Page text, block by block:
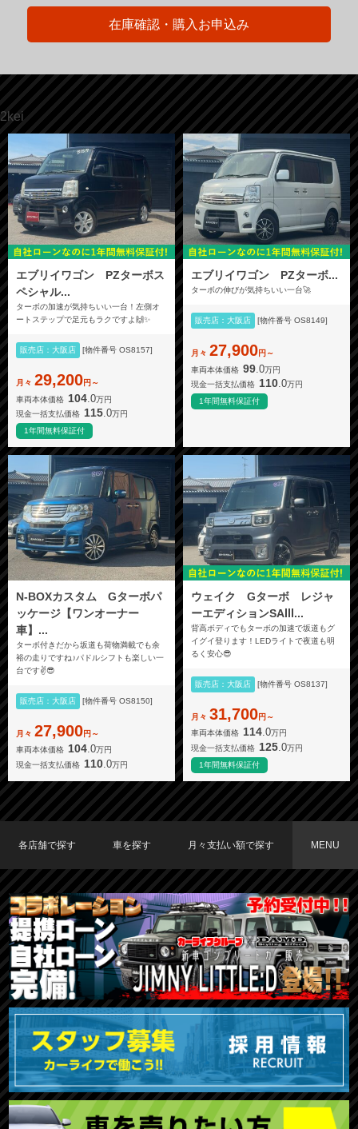
在庫確認・購入お申込み
2kei
エブリイワゴン PZターボス
ペシャル...
ターボの加速が気持ちいい一台！左側オ
ートステップで足元もラクですよ🙌✨
販売店：大阪店 [物件番号 OS8157]
月々 29,200円～
車両本体価格 104 .0万円
現金一括支払価格 115.0万円
1年間無料保証付
エブリイワゴン PZターボ...
ターボの伸びが気持ちいい一台🚀
販売店：大阪店 [物件番号 OS8149]
月々 27,900円～
車両本体価格 99 .0万円
現金一括支払価格 110.0万円
1年間無料保証付
N-BOXカスタム Gターボパ
ッケージ【ワンオーナー
車】...
ターボ付きだから坂道も荷物満載でも余
裕の走りですね♪パドルシフトも楽しい一
台です✌️😎
販売店：大阪店 [物件番号 OS8150]
月々 27,900円～
車両本体価格 104.0万円
現金一括支払価格 110 .0万円
ウェイク Gターボ レジャ
ーエディションSAⅢ...
背高ボディでもターボの加速で坂道もグ
イグイ登ります！LEDライトで夜道も明
るく安心😎
販売店：大阪店 [物件番号 OS8137]
月々 31,700円～
車両本体価格 114.0万円
現金一括支払価格 125 .0万円
1年間無料保証付
各店舗で探す
TOKYO店在庫車両
大阪店在庫車両
福岡店在庫車両
車を探す
車種で探す
メーカーで探す
月々支払い額で探す
〜19,999円
20,000円〜29,999円
30,000円〜39,999円
40,000円〜49,999円
50,000円〜
MENU